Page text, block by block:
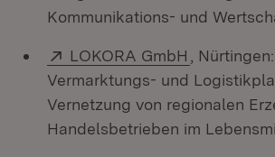
Kommunikations- und
Extern:
LOKORA GmbH (Öffnet in
,
Vermarktungs- und
Vernetzung von regionalen
Handelsbetrieben im